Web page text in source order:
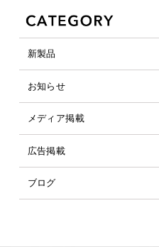
新製品
お知らせ
メディア掲載
広告掲載
ブログ